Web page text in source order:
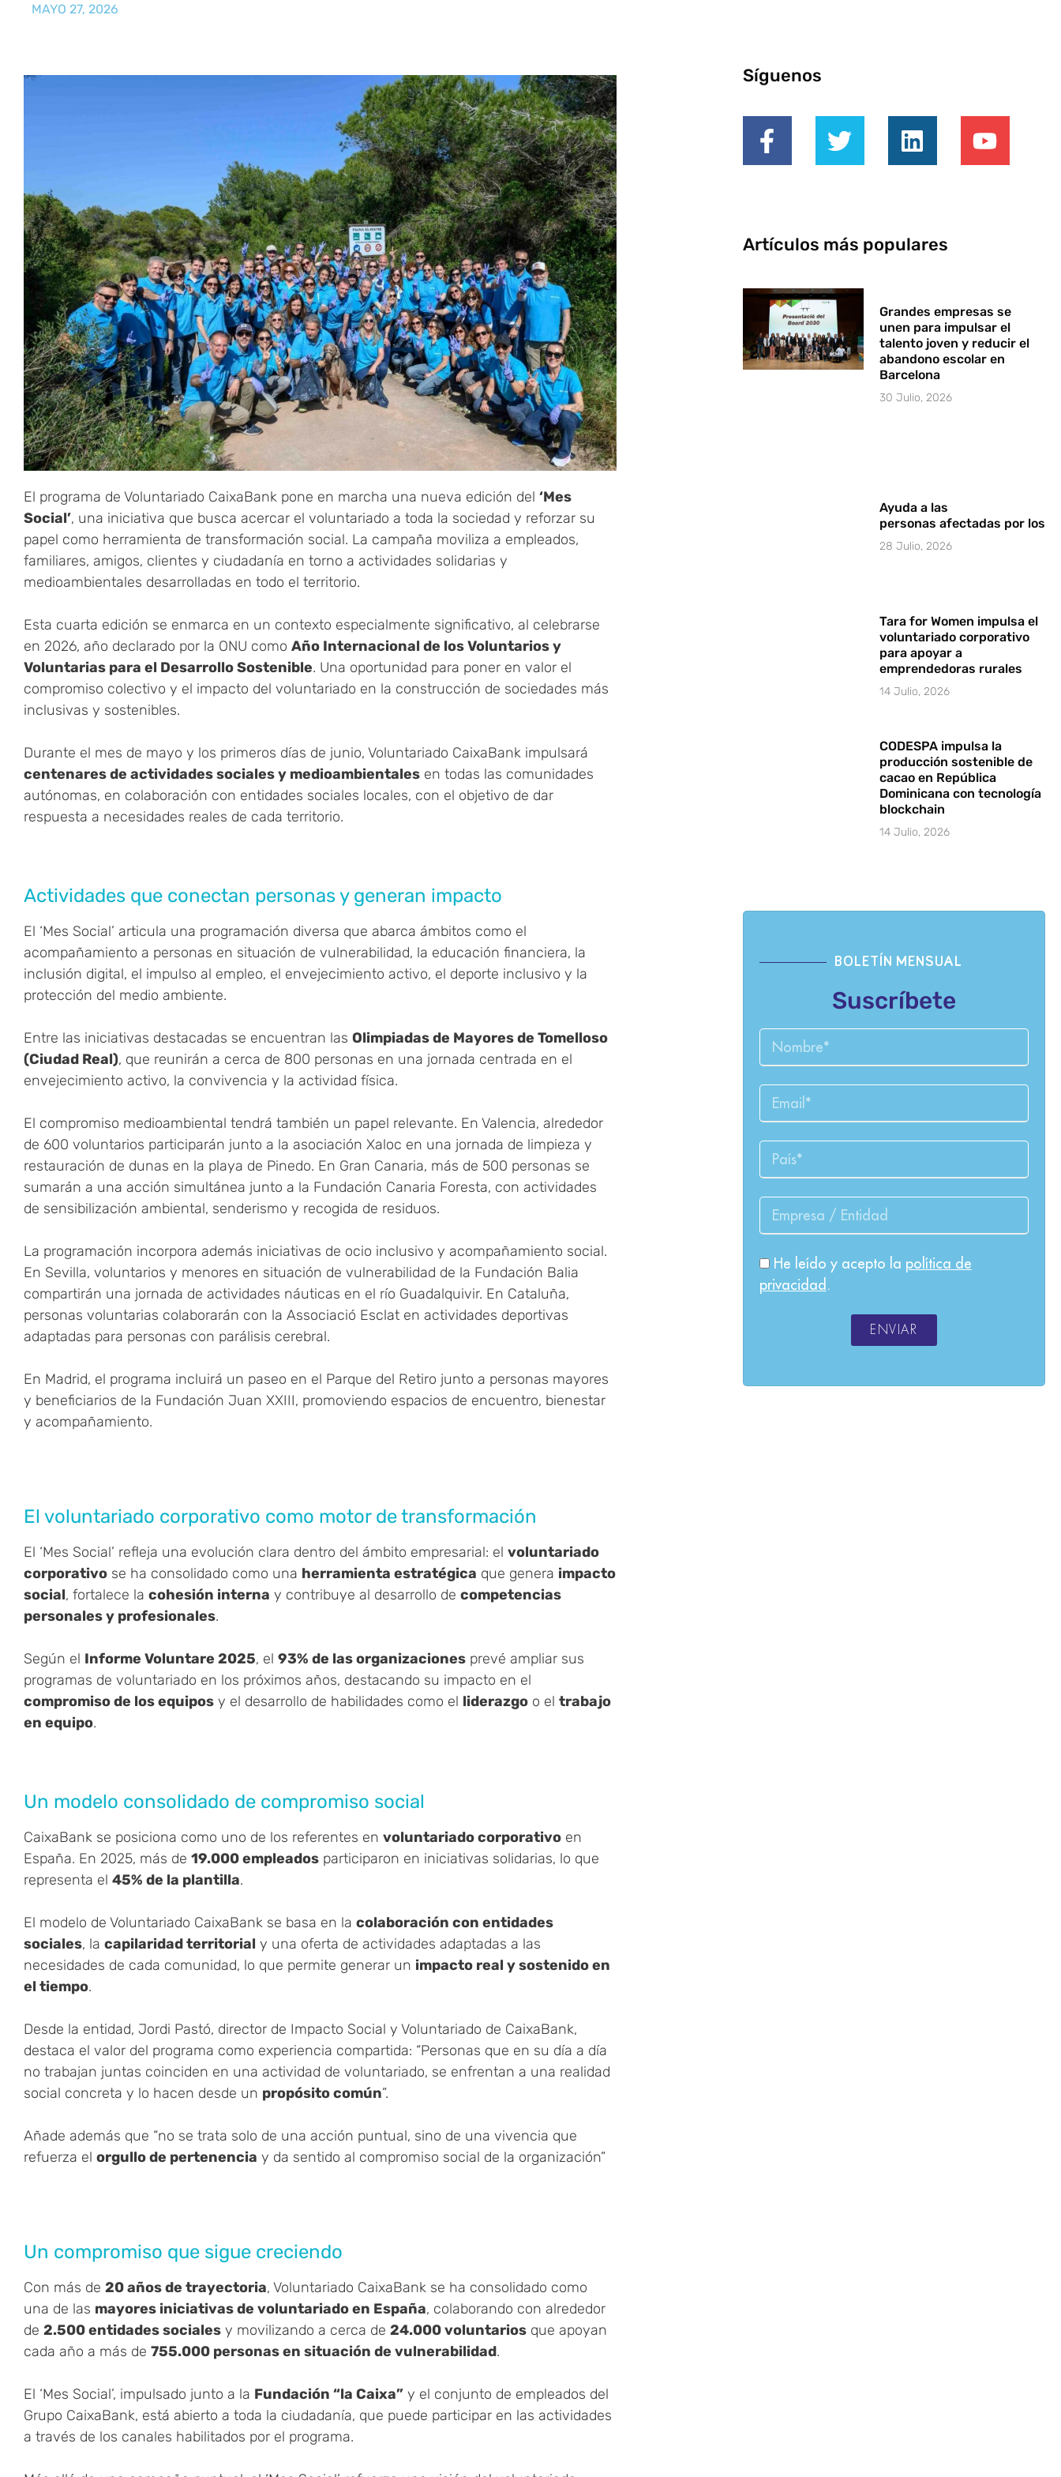
MAYO 27, 2026
El programa de Voluntariado CaixaBank pone en marcha una nueva edición del ‘Mes
Social’, una iniciativa que busca acercar el voluntariado a toda la sociedad y reforzar su
papel como herramienta de transformación social. La campaña moviliza a empleados,
familiares, amigos, clientes y ciudadanía en torno a actividades solidarias y
medioambientales desarrolladas en todo el territorio.
Esta cuarta edición se enmarca en un contexto especialmente significativo, al celebrarse
en 2026, año declarado por la ONU como Año Internacional de los Voluntarios y
Voluntarias para el Desarrollo Sostenible. Una oportunidad para poner en valor el
compromiso colectivo y el impacto del voluntariado en la construcción de sociedades más
inclusivas y sostenibles.
Durante el mes de mayo y los primeros días de junio, Voluntariado CaixaBank impulsará
centenares de actividades sociales y medioambientales en todas las comunidades
autónomas, en colaboración con entidades sociales locales, con el objetivo de dar
respuesta a necesidades reales de cada territorio.
Actividades que conectan personas y generan impacto
El ‘Mes Social’ articula una programación diversa que abarca ámbitos como el
acompañamiento a personas en situación de vulnerabilidad, la educación financiera, la
inclusión digital, el impulso al empleo, el envejecimiento activo, el deporte inclusivo y la
protección del medio ambiente.
Entre las iniciativas destacadas se encuentran las Olimpiadas de Mayores de Tomelloso
(Ciudad Real), que reunirán a cerca de 800 personas en una jornada centrada en el
envejecimiento activo, la convivencia y la actividad física.
El compromiso medioambiental tendrá también un papel relevante. En Valencia, alrededor
de 600 voluntarios participarán junto a la asociación Xaloc en una jornada de limpieza y
restauración de dunas en la playa de Pinedo. En Gran Canaria, más de 500 personas se
sumarán a una acción simultánea junto a la Fundación Canaria Foresta, con actividades
de sensibilización ambiental, senderismo y recogida de residuos.
La programación incorpora además iniciativas de ocio inclusivo y acompañamiento social.
En Sevilla, voluntarios y menores en situación de vulnerabilidad de la Fundación Balia
compartirán una jornada de actividades náuticas en el río Guadalquivir. En Cataluña,
personas voluntarias colaborarán con la Associació Esclat en actividades deportivas
adaptadas para personas con parálisis cerebral.
En Madrid, el programa incluirá un paseo en el Parque del Retiro junto a personas mayores
y beneficiarios de la Fundación Juan XXIII, promoviendo espacios de encuentro, bienestar
y acompañamiento.
El voluntariado corporativo como motor de transformación
El ‘Mes Social’ refleja una evolución clara dentro del ámbito empresarial: el voluntariado
corporativo se ha consolidado como una herramienta estratégica que genera impacto
social, fortalece la cohesión interna y contribuye al desarrollo de competencias
personales y profesionales.
Según el Informe Voluntare 2025, el 93% de las organizaciones prevé ampliar sus
programas de voluntariado en los próximos años, destacando su impacto en el
compromiso de los equipos y el desarrollo de habilidades como el liderazgo o el trabajo
en equipo.
Un modelo consolidado de compromiso social
CaixaBank se posiciona como uno de los referentes en voluntariado corporativo en
España. En 2025, más de 19.000 empleados participaron en iniciativas solidarias, lo que
representa el 45% de la plantilla.
El modelo de Voluntariado CaixaBank se basa en la colaboración con entidades
sociales, la capilaridad territorial y una oferta de actividades adaptadas a las
necesidades de cada comunidad, lo que permite generar un impacto real y sostenido en
el tiempo.
Desde la entidad, Jordi Pastó, director de Impacto Social y Voluntariado de CaixaBank,
destaca el valor del programa como experiencia compartida: “Personas que en su día a día
no trabajan juntas coinciden en una actividad de voluntariado, se enfrentan a una realidad
social concreta y lo hacen desde un propósito común”.
Añade además que “no se trata solo de una acción puntual, sino de una vivencia que
refuerza el orgullo de pertenencia y da sentido al compromiso social de la organización”
Un compromiso que sigue creciendo
Con más de 20 años de trayectoria, Voluntariado CaixaBank se ha consolidado como
una de las mayores iniciativas de voluntariado en España, colaborando con alrededor
de 2.500 entidades sociales y movilizando a cerca de 24.000 voluntarios que apoyan
cada año a más de 755.000 personas en situación de vulnerabilidad.
El ‘Mes Social’, impulsado junto a la Fundación “la Caixa” y el conjunto de empleados del
Grupo CaixaBank, está abierto a toda la ciudadanía, que puede participar en las actividades
a través de los canales habilitados por el programa.
Síguenos
Artículos más populares
Grandes empresas se
unen para impulsar el
talento joven y reducir el
abandono escolar en
Barcelona
30 Julio, 2026
Ayuda a las
personas afectadas por los
28 Julio, 2026
Tara for Women impulsa el
voluntariado corporativo
para apoyar a
emprendedoras rurales
14 Julio, 2026
CODESPA impulsa la
producción sostenible de
cacao en República
Dominicana con tecnología
blockchain
14 Julio, 2026
BOLETÍN MENSUAL
Suscríbete
He leído y acepto la política de
privacidad .
ENVIAR